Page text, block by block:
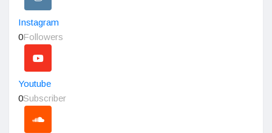
Instagram
0Followers
Youtube
0Subscriber